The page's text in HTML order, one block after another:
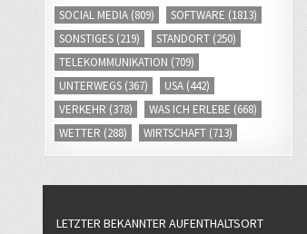
SOCIAL MEDIA (809) SOFTWARE (1813)
SONSTIGES (219) STANDORT (250)
TELEKOMMUNIKATION (709)
UNTERWEGS (367) USA (442)
VERKEHR (378) WAS ICH ERLEBE (668)
WETTER (288) WIRTSCHAFT (713)
LETZTER BEKANNTER AUFENTHALTSORT